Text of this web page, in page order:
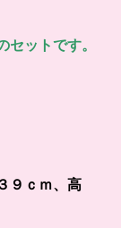
ットです。
ｃｍ、高